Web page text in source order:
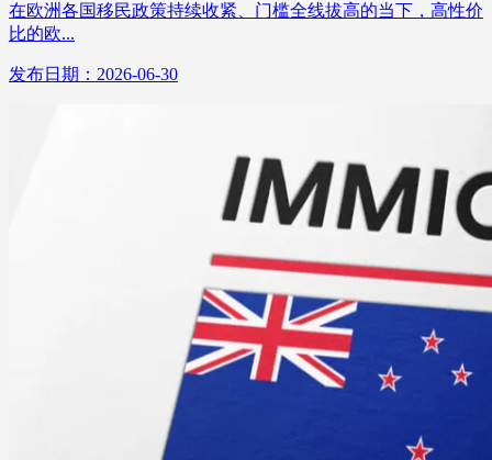
在欧洲各国移民政策持续收紧、门槛全线拔高的当下，高性价
比的欧...
发布日期：2026-06-30